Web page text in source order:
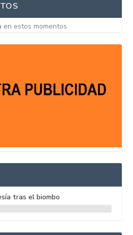
estos momentos
tras el biombo